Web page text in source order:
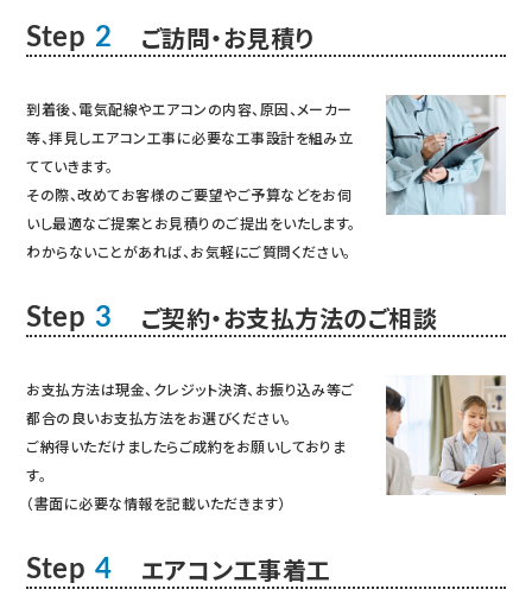
Step 2 ご訪問・お見積り
到着後、電気配線やエアコンの内容、原因、メーカー
等、拝見しエアコン工事に必要な工事設計を組み立
てていきます。
その際、改めてお客様のご要望やご予算などをお伺
いし最適なご提案とお見積りのご提出をいたします。
わからないことがあれば、お気軽にご質問ください。
Step 3 ご契約・お支払方法のご相談
お支払方法は現金、クレジット決済、お振り込み等ご
都合の良いお支払方法をお選びください。
ご納得いただけましたらご成約をお願いしておりま
す。
（書面に必要な情報を記載いただきます）
Step 4 エアコン工事着工